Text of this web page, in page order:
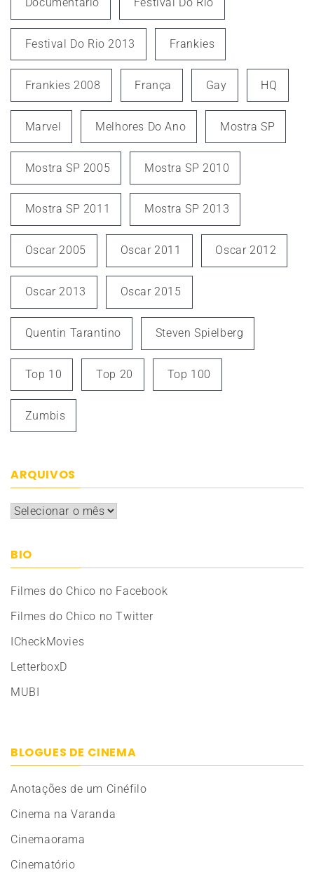
Festival Do Rio 2013 Frankies
Frankies 2008 França Gay HQ
Marvel Melhores Do Ano Mostra SP
Mostra SP 2005 Mostra SP 2010
Mostra SP 2011 Mostra SP 2013
Oscar 2005 Oscar 2011 Oscar 2012
Oscar 2013 Oscar 2015
Quentin Tarantino Steven Spielberg
Top 10 Top 20 Top 100
Zumbis
ARQUIVOS
Arquivos
BIO
Filmes do Chico no Facebook
Filmes do Chico no Twitter
ICheckMovies
LetterboxD
MUBI
BLOGUES DE CINEMA
Anotações de um Cinéfilo
Cinema na Varanda
Cinemaorama
Cinematório